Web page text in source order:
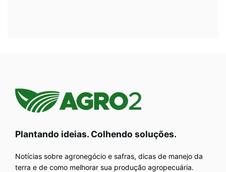
Plantando ideias. Colhendo soluções.
Notícias sobre agronegócio e safras, dicas de manejo da
terra e de como melhorar sua produção agropecuária.